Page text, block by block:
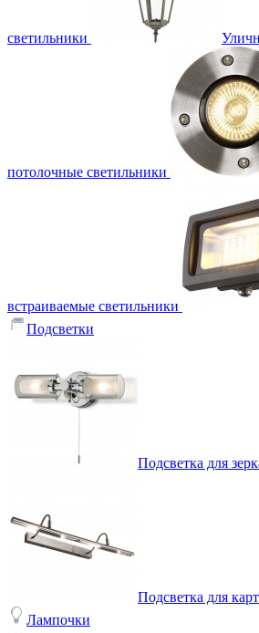
светильники
потолочные светильники
встраиваемые светильники
Подсветки
Подсветка для
Подсветка для
Лампочки